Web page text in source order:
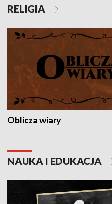
RELIGIA
Oblicza wiary
NAUKA I EDUKACJA